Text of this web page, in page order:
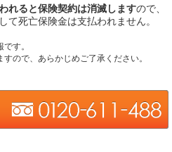
れると保険契約は消滅しますので、
て死亡保険金は支払われません。
す。
ので、あらかじめご了承ください。